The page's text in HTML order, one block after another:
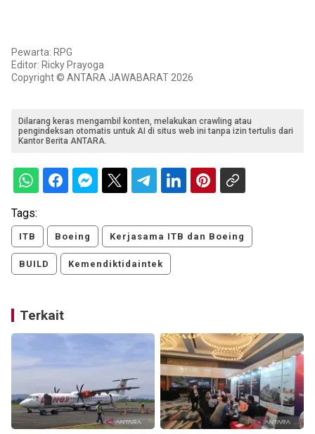
Pewarta: RPG
Editor: Ricky Prayoga
Copyright © ANTARA JAWABARAT 2026
Dilarang keras mengambil konten, melakukan crawling atau
pengindeksan otomatis untuk AI di situs web ini tanpa izin tertulis dari
Kantor Berita ANTARA.
Tags:
ITB Boeing Kerjasama ITB dan Boeing
BUILD Kemendiktidaintek
Terkait